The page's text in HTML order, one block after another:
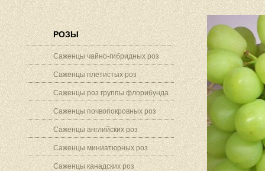
РОЗЫ
Саженцы чайно-гибридных роз
Саженцы плетистых роз
Саженцы роз группы флорибунда
Саженцы почвопокровных роз
Саженцы английских роз
Саженцы миниатюрных роз
Саженцы канадских роз